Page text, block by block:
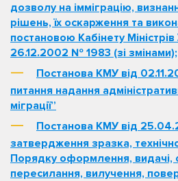
дозволу на імміграцію,
рішень, їх оскарження та
постановою Кабінету Міністрів
26.12.2002 № 1983 (зі змінами);
Постанова КМУ від
питання надання
міграції”
Постанова КМУ від
затвердження зразка,
Порядку оформлення, видачі,
пересилання, вилучення,